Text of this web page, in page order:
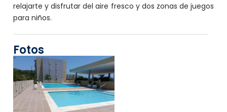
relajarte y disfrutar del aire fresco y dos zonas de juegos
para niños.
Fotos